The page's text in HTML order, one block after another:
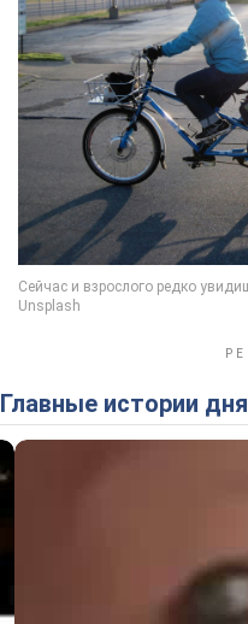
Главные истории дня